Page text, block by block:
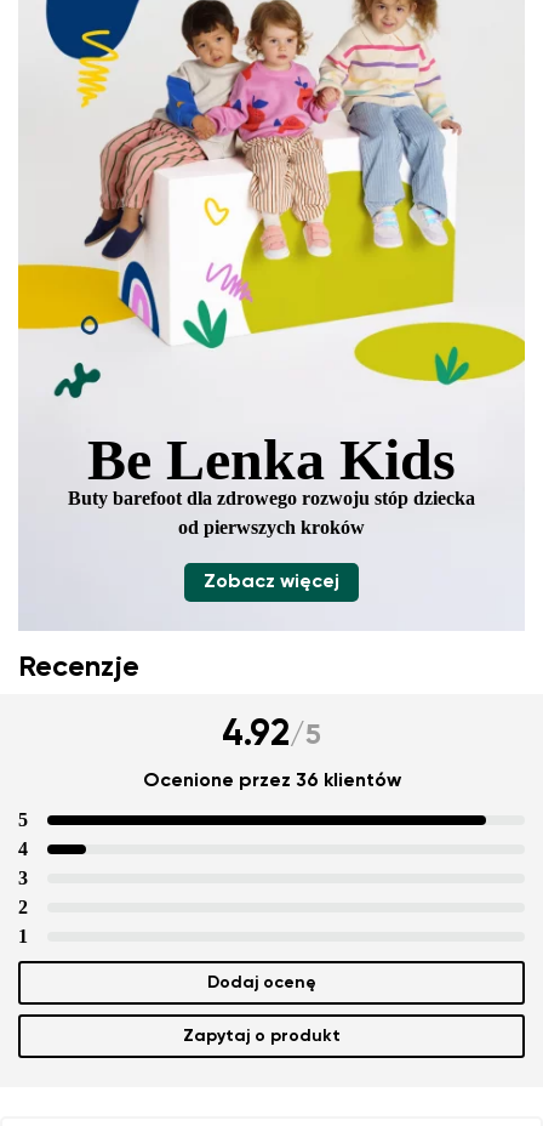
Be Lenka Kids
Buty barefoot dla zdrowego rozwoju stóp dziecka
od pierwszych kroków
Zobacz więcej
Recenzje
4.92/5
Ocenione przez 36 klientów
5
4
3
2
1
Dodaj ocenę
Zapytaj o produkt